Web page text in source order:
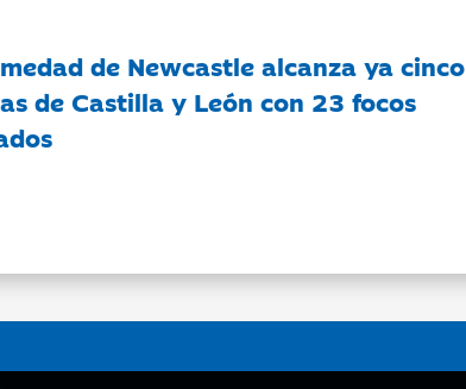
de Newcastle alcanza ya cinco
de Castilla y León con 23 focos